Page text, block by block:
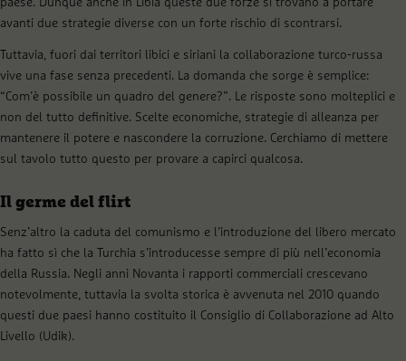
paese. Dunque anche in Libia queste due forze si trovano a portare
avanti due strategie diverse con un forte rischio di scontrarsi.
Tuttavia, fuori dai territori libici e siriani la collaborazione turco-russa
vive una fase senza precedenti. La domanda che sorge è semplice:
“Com’è possibile un quadro del genere?”. Le risposte sono molteplici e
non del tutto definitive. Scelte economiche, strategie di alleanza per
mantenere il potere e nascondere la corruzione. Cerchiamo di mettere
sul tavolo tutto questo per provare a capirci qualcosa.
Il germe del flirt
Senz’altro la caduta del comunismo e l’introduzione del libero mercato
ha fatto sì che la Turchia s’introducesse sempre di più nell’economia
della Russia. Negli anni Novanta i rapporti commerciali crescevano
notevolmente, tuttavia la svolta storica è avvenuta nel 2010 quando
questi due paesi hanno costituito il Consiglio di Collaborazione ad Alto
Livello (Udik).